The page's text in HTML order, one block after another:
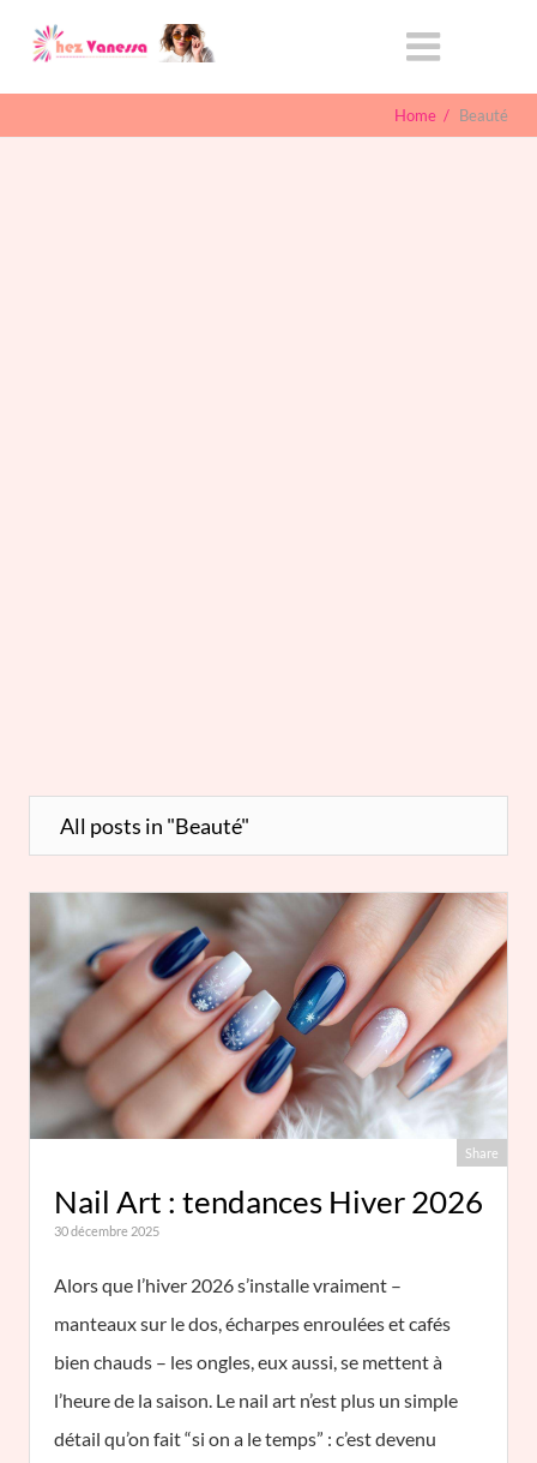
Home / Beauté
All posts in "Beauté"
Share
Nail Art : tendances Hiver 2026
30 décembre 2025
Alors que l’hiver 2026 s’installe vraiment –
manteaux sur le dos, écharpes enroulées et cafés
bien chauds – les ongles, eux aussi, se mettent à
l’heure de la saison. Le nail art n’est plus un simple
détail qu’on fait “si on a le temps” : c’est devenu